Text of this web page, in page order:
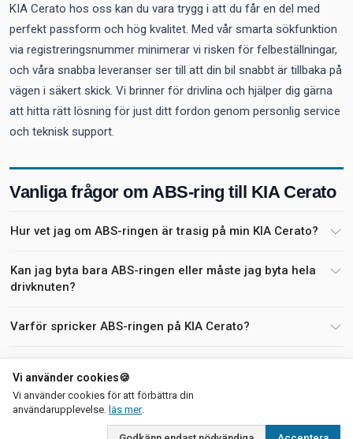
KIA Cerato hos oss kan du vara trygg i att du får en del med
perfekt passform och hög kvalitet. Med vår smarta sökfunktion
via registreringsnummer minimerar vi risken för felbeställningar,
och våra snabba leveranser ser till att din bil snabbt är tillbaka på
vägen i säkert skick. Vi brinner för drivlina och hjälper dig gärna
att hitta rätt lösning för just ditt fordon genom personlig service
och teknisk support.
Vanliga frågor om ABS-ring till KIA Cerato
Hur vet jag om ABS-ringen är trasig på min KIA Cerato?
Kan jag byta bara ABS-ringen eller måste jag byta hela
drivknuten?
Varför spricker ABS-ringen på KIA Cerato?
Hur hittar jag rätt antal tänder på ABS-ringen till min bil?
Vi använder cookies🍪
Vi använder cookies för att förbättra din
användarupplevelse. läs merom vår integritetspolicy
.